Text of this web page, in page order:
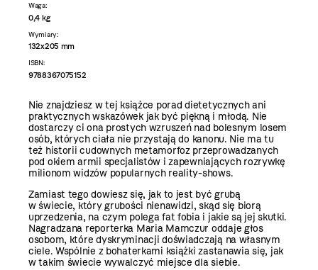
Waga:
0,4 kg
Wymiary:
132x205 mm
ISBN:
9788367075152
Nie znajdziesz w tej książce porad dietetycznych ani
praktycznych wskazówek jak być piękną i młodą. Nie
dostarczy ci ona prostych wzruszeń nad bolesnym losem
osób, których ciała nie przystają do kanonu. Nie ma tu
też historii cudownych metamorfoz przeprowadzanych
pod okiem armii specjalistów i zapewniających rozrywkę
milionom widzów popularnych reality-shows.
Zamiast tego dowiesz się, jak to jest być grubą
w świecie, który grubości nienawidzi, skąd się biorą
uprzedzenia, na czym polega fat fobia i jakie są jej skutki.
Nagradzana reporterka Maria Mamczur oddaje głos
osobom, które dyskryminacji doświadczają na własnym
ciele. Wspólnie z bohaterkami książki zastanawia się, jak
w takim świecie wywalczyć miejsce dla siebie.